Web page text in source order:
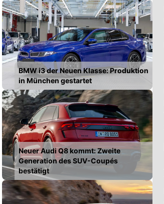
BMW i3 der Neuen Klasse: Produktion
in München gestartet
Neuer Audi Q8 kommt: Zweite
Generation des SUV-Coupés
bestätigt